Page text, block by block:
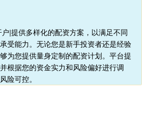
|提供多样化的配资方案，以满足不同
受能力。无论您是新手投资者还是经验
为您提供量身定制的配资计划。平台提
根据您的资金实力和风险偏好进行调
险可控。